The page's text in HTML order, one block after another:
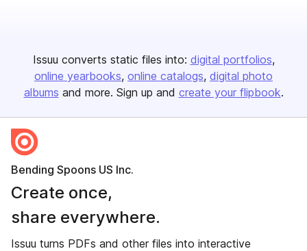
Issuu converts static files into: digital portfolios
online yearbooks online catalogs digital photo
albums and more. Sign up and create your flipbook.
Bending Spoons US Inc.
Create once,
share everywhere.
Issuu turns PDFs and other files into interactive